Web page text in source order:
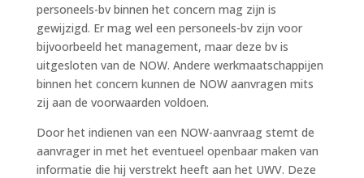
personeels-bv binnen het concern mag zijn is
gewijzigd. Er mag wel een personeels-bv zijn voor
bijvoorbeeld het management, maar deze bv is
uitgesloten van de NOW. Andere werkmaatschappijen
binnen het concern kunnen de NOW aanvragen mits
zij aan de voorwaarden voldoen.
Door het indienen van een NOW-aanvraag stemt de
aanvrager in met het eventueel openbaar maken van
informatie die hij verstrekt heeft aan het UWV. Deze